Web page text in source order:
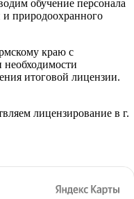
обучение персонала
и природоохранного
краю с
необходимости
итоговой лицензии.
лицензирование в г.